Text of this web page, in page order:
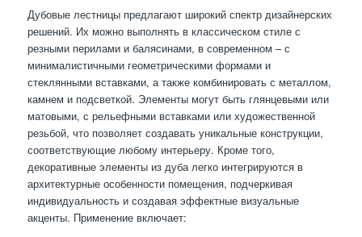
Дубовые лестницы предлагают широкий спектр дизайнерских
решений. Их можно выполнять в классическом стиле с
резными перилами и балясинами, в современном – с
минималистичными геометрическими формами и
стеклянными вставками, а также комбинировать с металлом,
камнем и подсветкой. Элементы могут быть глянцевыми или
матовыми, с рельефными вставками или художественной
резьбой, что позволяет создавать уникальные конструкции,
соответствующие любому интерьеру. Кроме того,
декоративные элементы из дуба легко интегрируются в
архитектурные особенности помещения, подчеркивая
индивидуальность и создавая эффектные визуальные
акценты. Применение включает: